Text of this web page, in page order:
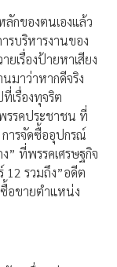
ลักของตนเองแล้ว
รบริหารงานของ
ยเรื่องป้ายหาเสียง
นมาว่าหากดีจริง
เรื่องทุจริต
รรคประชาชน ที่
ารจัดซื้ออุปกรณ์
” ที่พรรคเศรษฐกิจ
12 รวมถึง”อดีต
ซื้อขายตำแหน่ง